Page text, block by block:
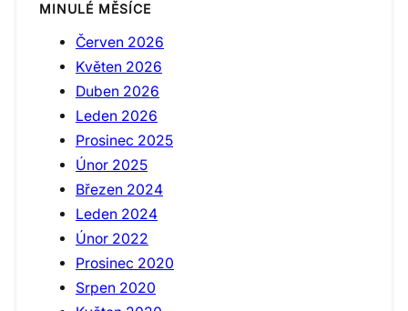
MINULÉ MĚSÍCE
Červen 2026
Květen 2026
Duben 2026
Leden 2026
Prosinec 2025
Únor 2025
Březen 2024
Leden 2024
Únor 2022
Prosinec 2020
Srpen 2020